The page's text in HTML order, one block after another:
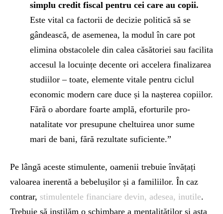
simplu credit fiscal pentru cei care au copii.
Este vital ca factorii de decizie politică să se
gândească, de asemenea, la modul în care pot
elimina obstacolele din calea căsătoriei sau facilita
accesul la locuințe decente ori accelera finalizarea
studiilor – toate, elemente vitale pentru ciclul
economic modern care duce și la nașterea copiilor.
Fără o abordare foarte amplă, eforturile pro-
natalitate vor presupune cheltuirea unor sume
mari de bani, fără rezultate suficiente.”
Pe lângă aceste stimulente, oamenii trebuie învățați
valoarea inerentă a bebelușilor și a familiilor. În caz
contrar, stimulentele financiare devin, adesea, inutile.
Trebuie să instilăm o schimbare a mentalităților și asta